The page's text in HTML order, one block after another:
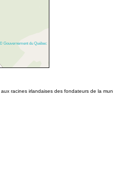
© Gouvernement du Québec
racines irlandaises des fondateurs de la